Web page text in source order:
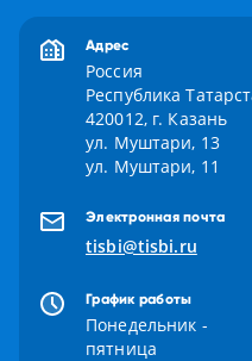
Адрес
Россия
Республика
420012, г. Казань
ул. Муштари, 13
ул. Муштари, 11
Электронная почта
tisbi@tisbi.ru
График работы
Понедельник -
пятница